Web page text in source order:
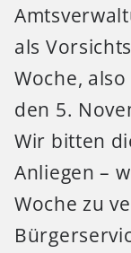
als
Woche,
den 5.
Wir bitten
Anliegen –
Woche zu